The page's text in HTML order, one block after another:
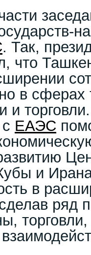
. Так,
что
в сферах
и
ЕАЭС
и
в
ряд
торговли,